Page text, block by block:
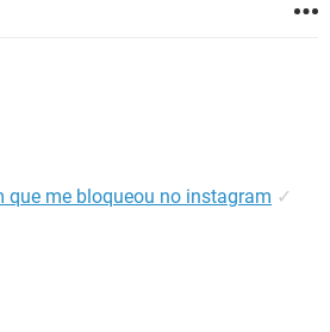
que me bloqueou no instagram ✓